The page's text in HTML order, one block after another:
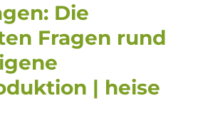
Die
Fragen rund
| heise